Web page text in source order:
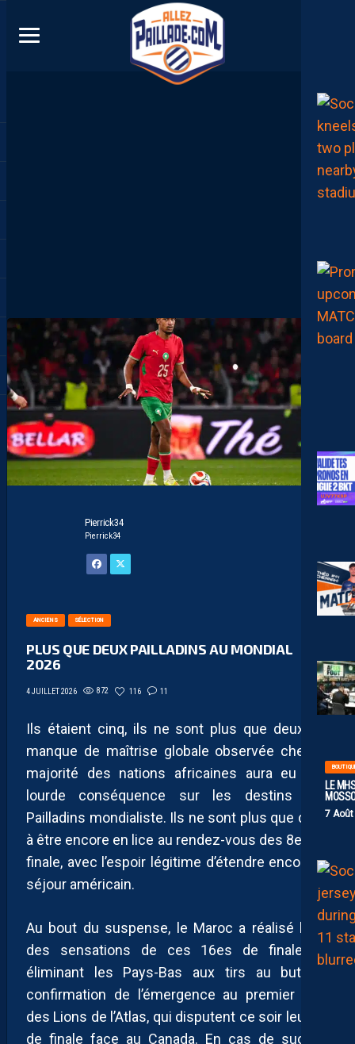
LE
7
Pierrick34
Pierrick34
ANCIENS SÉLECTION
PLUS QUE DEUX PAILLADINS AU MONDIAL
2026
4 JUILLET 2026 872 116 11
Ils étaient cinq, ils ne sont plus que deux. Le
manque de maîtrise globale observée chez la
majorité des nations africaines aura eu une
lourde conséquence sur les destins des
Pailladins mondialiste. Ils ne sont plus que deux
à être encore en lice au rendez-vous des 8es de
finale, avec l’espoir légitime d’étendre encore le
séjour américain.
Au bout du suspense, le Maroc a réalisé l’une
des sensations de ces 16es de finale en
éliminant les Pays-Bas aux tirs au but. La
confirmation de l’émergence au premier plan
des Lions de l’Atlas, qui disputent ce soir leur 8e
de finale face au Canada. En cas de succès